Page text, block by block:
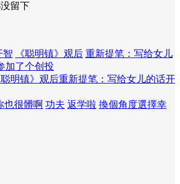
留下
智 《聪明镇》观后 重新提笔：写给女儿
加了个创投
聪明镇》观后重新提笔：写给女儿的话开
也很髒啊 功夫 返学啦 換個角度選擇幸